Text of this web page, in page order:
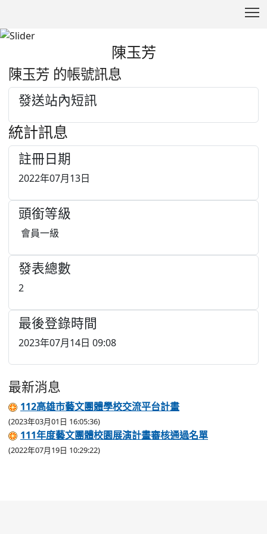
陳玉芳
陳玉芳 的帳號訊息
發送站內短訊
統計訊息
註冊日期
2022年07月13日
頭銜等級
會員一級
發表總數
2
最後登錄時間
2023年07月14日 09:08
最新消息
112高雄市藝文團體學校交流平台計畫
(2023年03月01日 16:05:36)
111年度藝文團體校園展演計畫審核通過名單
(2022年07月19日 10:29:22)